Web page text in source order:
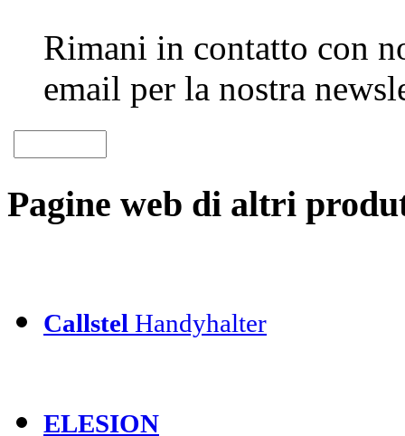
Rimani in contatto con
email per la nostra
Pagine web di altri
Callstel Handyhalter
ELESION